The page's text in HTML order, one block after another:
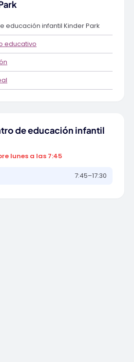
educación infantil Kinder Park
educativo
de educación infantil
lunes a las 7:45
7:45–17:30